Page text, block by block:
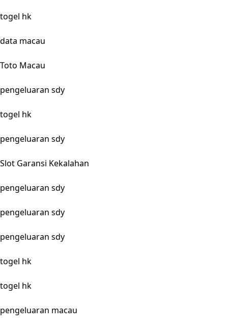
togel hk
data macau
Toto Macau
pengeluaran sdy
togel hk
pengeluaran sdy
Slot Garansi Kekalahan
pengeluaran sdy
pengeluaran sdy
pengeluaran sdy
togel hk
togel hk
pengeluaran macau